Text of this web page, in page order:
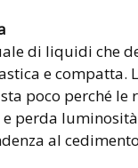
di liquidi che
e compatta.
poco perché le
e perda
al